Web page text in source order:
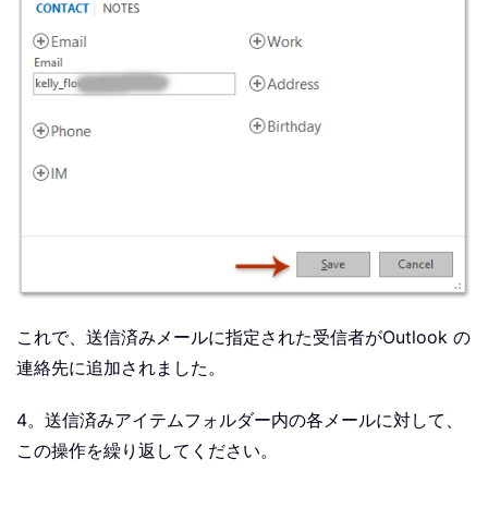
これで、送信済みメールに指定された受信者がOutlook の
連絡先に追加されました。
4。送信済みアイテムフォルダー内の各メールに対して、
この操作を繰り返してください。